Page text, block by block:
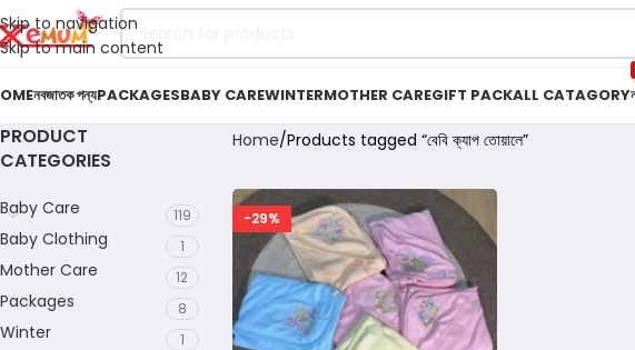
Skip to navigation
Skip to main content
নবজাতক পন্যPACKAGESBABY CAREWINTERMOTHER CAREGIFT PACKALL CATAGORY
PRODUCT
CATEGORIES
Baby Care 119
Baby Clothing 1
Mother Care 12
Packages 8
Winter 1
Home Products tagged “বেবি ক্যাপ তোয়ালে”
-29%